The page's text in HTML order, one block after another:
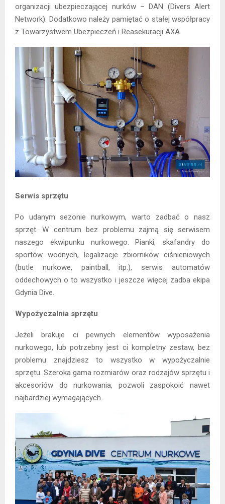
organizacji ubezpieczającej nurków – DAN (Divers Alert
Network). Dodatkowo należy pamiętać o stałej współpracy
z Towarzystwem Ubezpieczeń i Reasekuracji AXA.
Serwis sprzętu
Po udanym sezonie nurkowym, warto zadbać o nasz
sprzęt. W centrum bez problemu zajmą się serwisem
naszego ekwipunku nurkowego. Pianki, skafandry do
sportów wodnych, legalizacje zbiorników ciśnieniowych
(butle nurkowe, paintball, itp.), serwis automatów
oddechowych o to wszystko i jeszcze więcej zadba ekipa
Gdynia Dive.
Wypożyczalnia sprzętu
Jeżeli brakuje ci pewnych elementów wyposażenia
nurkowego, lub potrzebny jest ci kompletny zestaw, bez
problemu znajdziesz to wszystko w wypożyczalnie
sprzętu. Szeroka gama rozmiarów oraz rodzajów sprzętu i
akcesoriów do nurkowania, pozwoli zaspokoić nawet
najbardziej wymagających.